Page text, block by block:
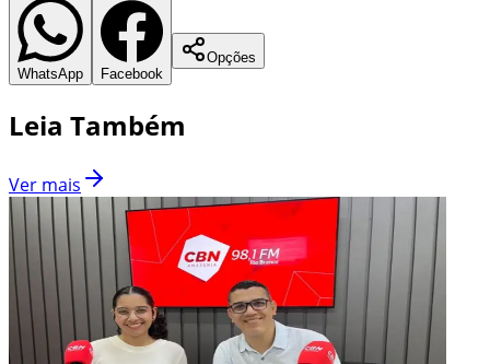
WhatsApp Facebook
Opções
Leia Também
Ver mais